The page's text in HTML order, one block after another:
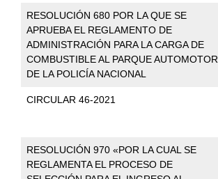
RESOLUCIÓN 680 POR LA QUE SE
APRUEBA EL REGLAMENTO DE
ADMINISTRACIÓN PARA LA CARGA DE
COMBUSTIBLE AL PARQUE AUTOMOTOR
DE LA POLICÍA NACIONAL
CIRCULAR 46-2021
RESOLUCIÓN 970 «POR LA CUAL SE
REGLAMENTA EL PROCESO DE